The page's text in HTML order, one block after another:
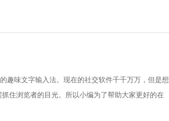
趣味文字输入法。现在的社交软件千千万万，但是想
住浏览者的目光。所以小编为了帮助大家更好的在